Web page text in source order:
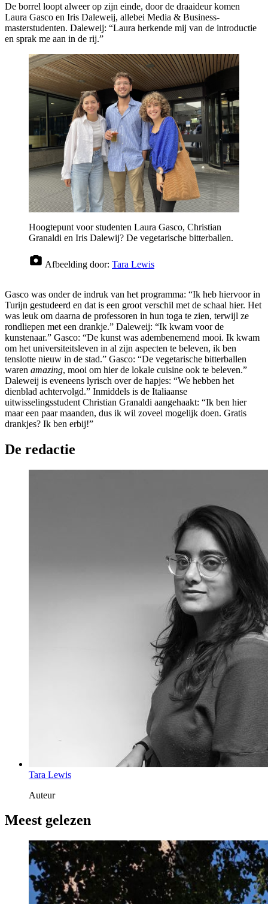
De borrel loopt alweer op zijn einde, door de draaideur komen
Laura Gasco en Iris Daleweij, allebei Media & Business-
masterstudenten. Daleweij: “Laura herkende mij van de introductie
en sprak me aan in de rij.”
Hoogtepunt voor studenten Laura Gasco, Christian
Granaldi en Iris Dalewij? De vegetarische bitterballen.
Afbeelding door: Tara Lewis
Gasco was onder de indruk van het programma: “Ik heb hiervoor in
Turijn gestudeerd en dat is een groot verschil met de schaal hier. Het
was leuk om daarna de professoren in hun toga te zien, terwijl ze
rondliepen met een drankje.” Daleweij: “Ik kwam voor de
kunstenaar.” Gasco: “De kunst was adembenemend mooi. Ik kwam
om het universiteitsleven in al zijn aspecten te beleven, ik ben
tenslotte nieuw in de stad.” Gasco: “De vegetarische bitterballen
waren amazing, mooi om hier de lokale cuisine ook te beleven.”
Daleweij is eveneens lyrisch over de hapjes: “We hebben het
dienblad achtervolgd.” Inmiddels is de Italiaanse
uitwisselingsstudent Christian Granaldi aangehaakt: “Ik ben hier
maar een paar maanden, dus ik wil zoveel mogelijk doen. Gratis
drankjes? Ik ben erbij!”
De redactie
Tara Lewis
Auteur
Meest gelezen